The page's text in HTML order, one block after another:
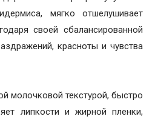
мягко отшелушивает
своей сбалансированной
красноты и чувства
молочковой текстурой, быстро
липкости и жирной пленки,